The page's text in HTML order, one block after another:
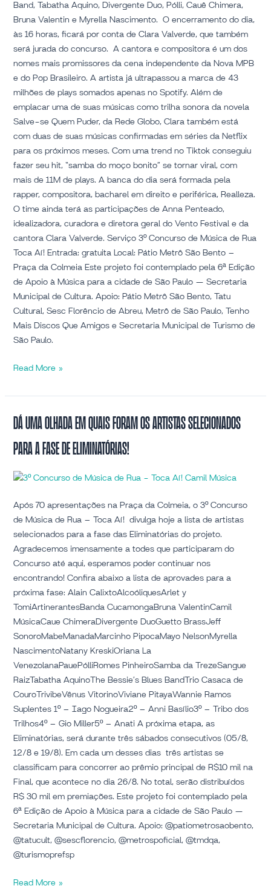
Band, Tabatha Aquino, Divergente Duo, Pólli, Cauê Chimera,
Bruna Valentin e Myrella Nascimento. O encerramento do dia,
às 16 horas, ficará por conta de Clara Valverde, que também
será jurada do concurso. A cantora e compositora é um dos
nomes mais promissores da cena independente da Nova MPB
e do Pop Brasileiro. A artista já ultrapassou a marca de 43
milhões de plays somados apenas no Spotify. Além de
emplacar uma de suas músicas como trilha sonora da novela
Salve-se Quem Puder, da Rede Globo, Clara também está
com duas de suas músicas confirmadas em séries da Netflix
para os próximos meses. Com uma trend no Tiktok conseguiu
fazer seu hit, “samba do moço bonito” se tornar viral, com
mais de 11M de plays. A banca do dia será formada pela
rapper, compositora, bacharel em direito e periférica, Realleza.
O time ainda terá as participações de Anna Penteado,
idealizadora, curadora e diretora geral do Vento Festival e da
cantora Clara Valverde. Serviço 3º Concurso de Música de Rua
Toca Aí! Entrada: gratuita Local: Pátio Metrô São Bento –
Praça da Colmeia Este projeto foi contemplado pela 6ª Edição
de Apoio à Música para a cidade de São Paulo — Secretaria
Municipal de Cultura. Apoio: Pátio Metrô São Bento, Tatu
Cultural, Sesc Florêncio de Abreu, Metrô de São Paulo, Tenho
Mais Discos Que Amigos e Secretaria Municipal de Turismo de
São Paulo.
Read More »
Dá uma olhada em quais foram os artistas selecionados
para a fase de Eliminatórias!
Após 70 apresentações na Praça da Colmeia, o 3º Concurso
de Música de Rua – Toca Aí! divulga hoje a lista de artistas
selecionados para a fase das Eliminatórias do projeto.
Agradecemos imensamente a todes que participaram do
Concurso até aqui, esperamos poder continuar nos
encontrando! Confira abaixo a lista de aprovades para a
próxima fase: Alain CalixtoAlcoóliquesArlet y
TomiArtinerantesBanda CucamongaBruna ValentinCamil
MúsicaCaue ChimeraDivergente DuoGuetto BrassJeff
SonoroMabeManadaMarcinho PipocaMayo NelsonMyrella
NascimentoNatany KreskiOriana La
VenezolanaPauePólliRomes PinheiroSamba da TrezeSangue
RaizTabatha AquinoThe Bessie’s Blues BandTrio Casaca de
CouroTrivibeVênus VitorinoViviane PitayaWannie Ramos
Suplentes 1º – Iago Nogueira2º – Anni Basílio3º – Tribo dos
Trilhos4º – Gio Miller5º – Anati A próxima etapa, as
Eliminatórias, será durante três sábados consecutivos (05/8,
12/8 e 19/8). Em cada um desses dias três artistas se
classificam para concorrer ao prêmio principal de R$10 mil na
Final, que acontece no dia 26/8. No total, serão distribuídos
R$ 30 mil em premiações. Este projeto foi contemplado pela
6ª Edição de Apoio à Música para a cidade de São Paulo —
Secretaria Municipal de Cultura. Apoio: @patiometrosaobento,
@tatucult, @sescflorencio, @metrospoficial, @tmdqa,
@turismoprefsp
Dá
uma
olhada
quais
os
artistas
selecionados
para
a
fase
de
Eliminatórias!
Read More »